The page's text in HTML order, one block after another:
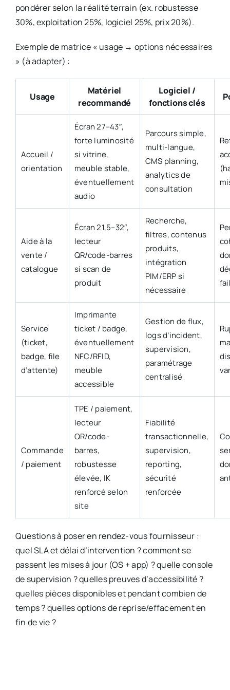
pondérer selon la réalité terrain (ex. robustesse
30%, exploitation 25%, logiciel 25%, prix 20%).
Exemple de matrice « usage → options nécessaires
» (à adapter) :
Usage
Matériel
recommandé
Logiciel /
fonctions clés
Accueil /
orientation
Écran 27–43″,
forte luminosité
si vitrine,
meuble stable,
éventuellement
audio
Parcours simple,
multi-langue,
CMS planning,
analytics de
consultation
Aide à la
vente /
catalogue
Écran 21,5–32″,
lecteur
QR/code-barres
si scan de
produit
Recherche,
filtres, contenus
produits,
intégration
PIM/ERP si
nécessaire
Service
(ticket,
badge, file
d’attente)
Imprimante
ticket / badge,
éventuellement
NFC/RFID,
meuble
accessible
Gestion de flux,
logs d’incident,
supervision,
paramétrage
centralisé
Commande
/ paiement
TPE / paiement,
lecteur
QR/code-
barres,
robustesse
élevée, IK
renforcé selon
site
Fiabilité
transactionnelle,
supervision,
reporting,
sécurité
renforcée
Questions à poser en rendez-vous fournisseur :
quel SLA et délai d’intervention ? comment se
passent les mises à jour (OS + app) ? quelle console
de supervision ? quelles preuves d’accessibilité ?
quelles pièces disponibles et pendant combien de
temps ? quelles options de reprise/effacement en
fin de vie ?